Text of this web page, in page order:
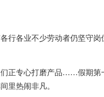
各业不少劳动者仍坚守岗
专心打磨产品……假期第
里热闹非凡。